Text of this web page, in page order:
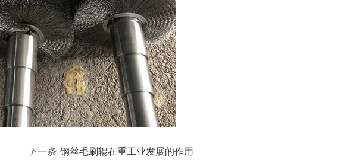
下一条: 钢丝毛刷辊在重工业发展的作用